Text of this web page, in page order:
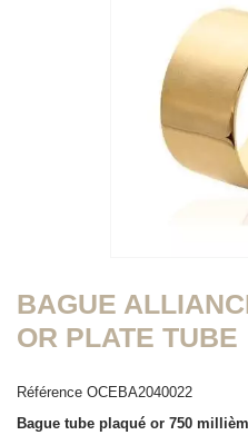
BAGUE
OR PLATE TUBE
Référence OCEBA2040022
Bague tube plaqué or 750